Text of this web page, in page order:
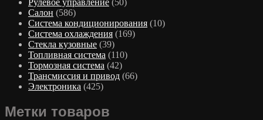
Салон (586)
Система кондиционирования (10)
Система охлаждения (169)
Стекла кузовные (39)
Топливная система (110)
Тормозная система (42)
Трансмиссия и привод (66)
Электроника (425)
Метки товаров